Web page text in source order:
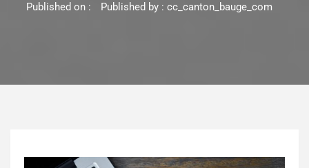
Published on : Published by : cc_canton_bauge_com